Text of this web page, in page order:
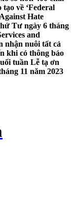
về ‘Federal
Hate
Tư ngày 6 tháng
and
nhận nuôi tất cả
khi có thông báo
tuần Lễ tạ ơn
11 năm 2023